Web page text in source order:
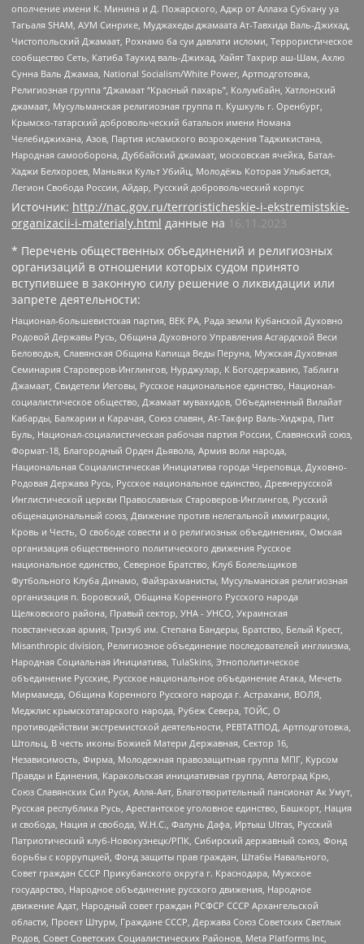
ополчение имени К. Минина и Д. Пожарского, Аджр от Аллаха Субхану уа
Тагьаля SHAM, АУМ Синрике, Муджахеды джамаата Ат-Тавхида Валь-Джихад,
Чистопольский Джамаат, Рохнамо ба суи давлати исломи, Террористическое
сообщество Сеть, Катиба Таухид валь-Джихад, Хайят Тахрир аш-Шам, Ахлю
Сунна Валь Джамаа, National Socialism/White Power, Артподготовка,
Религиозная группа “Джамаат “Красный пахарь”, Колумбайн, Хатлонский
джамаат, Мусульманская религиозная группа п. Кушкуль г. Оренбург,
Крымско-татарский добровольческий батальон имени Номана
Челебиджихана, Азов, Партия исламского возрождения Таджикистана,
Народная самооборона, Дуббайский джамаат, московская ячейка, Батал-
Хаджи Белхороев, Маньяки Культ Убийц, Молодёжь Которая Улыбается,
Легион Свобода России, Айдар, Русский добровольческий корпус
Источник: http://nac.gov.ru/terroristicheskie-i-ekstremistskie-
organizacii-i-materialy.html данные на
16.11.2023
* Перечень общественных объединений и религиозных
организаций в отношении которых судом принято
вступившее в законную силу решение о ликвидации или
запрете деятельности:
Национал-большевистская партия, ВЕК РА, Рада земли Кубанской Духовно
Родовой Державы Русь, Община Духовного Управления Асгардской Веси
Беловодья, Славянская Община Капища Веды Перуна, Мужская Духовная
Семинария Староверов-Инглингов, Нурджулар, К Богодержавию, Таблиги
Джамаат, Свидетели Иеговы, Русское национальное единство, Национал-
социалистическое общество, Джамаат мувахидов, Объединенный Вилайат
Кабарды, Балкарии и Карачая, Союз славян, Ат-Такфир Валь-Хиджра, Пит
Буль, Национал-социалистическая рабочая партия России, Славянский союз,
Формат-18, Благородный Орден Дьявола, Армия воли народа,
Национальная Социалистическая Инициатива города Череповца, Духовно-
Родовая Держава Русь, Русское национальное единство, Древнерусской
Инглистической церкви Православных Староверов-Инглингов, Русский
общенациональный союз, Движение против нелегальной иммиграции,
Кровь и Честь, О свободе совести и о религиозных объединениях, Омская
организация общественного политического движения Русское
национальное единство, Северное Братство, Клуб Болельщиков
Футбольного Клуба Динамо, Файзрахманисты, Мусульманская религиозная
организация п. Боровский, Община Коренного Русского народа
Щелковского района, Правый сектор, УНА - УНСО, Украинская
повстанческая армия, Тризуб им. Степана Бандеры, Братство, Белый Крест,
Misanthropic division, Религиозное объединение последователей инглиизма,
Народная Социальная Инициатива, TulaSkins, Этнополитическое
объединение Русские, Русское национальное объединение Атака, Мечеть
Мирмамеда, Община Коренного Русского народа г. Астрахани, ВОЛЯ,
Меджлис крымскотатарского народа, Рубеж Севера, ТОЙС, О
противодействии экстремистской деятельности, РЕВТАТПОД, Артподготовка,
Штольц, В честь иконы Божией Матери Державная, Сектор 16,
Независимость, Фирма, Молодежная правозащитная группа МПГ, Курсом
Правды и Единения, Каракольская инициативная группа, Автоград Крю,
Союз Славянских Сил Руси, Алля-Аят, Благотворительный пансионат Ак Умут,
Русская республика Русь, Арестантское уголовное единство, Башкорт, Нация
и свобода, Нация и свобода, W.H.С., Фалунь Дафа, Иртыш Ultras, Русский
Патриотический клуб-Новокузнецк/РПК, Сибирский державный союз, Фонд
борьбы с коррупцией, Фонд защиты прав граждан, Штабы Навального,
Совет граждан СССР Прикубанского округа г. Краснодара, Мужское
государство, Народное объединение русского движения, Народное
движение Адат, Народный совет граждан РСФСР СССР Архангельской
области, Проект Штурм, Граждане СССР, Держава Союз Советских Светлых
Родов, Совет Советских Социалистических Районов, Meta Platforms Inc,